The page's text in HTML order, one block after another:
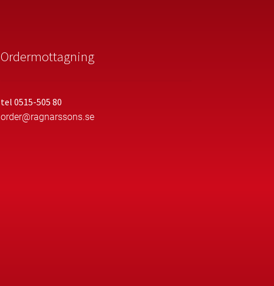
Ordermottagning
tel 0515-505 80
order@ragnarssons.se